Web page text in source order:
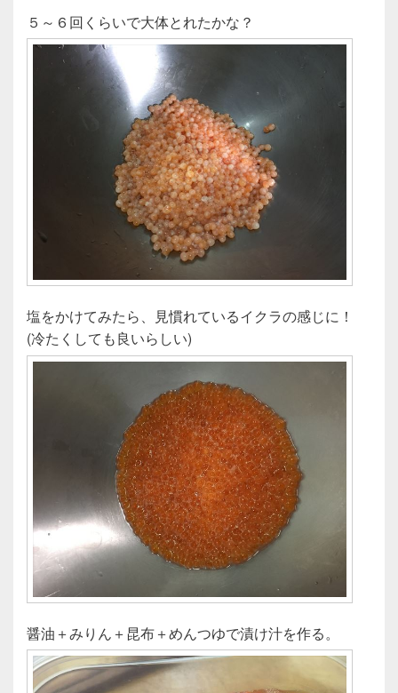
５～６回くらいで大体とれたかな？
塩をかけてみたら、見慣れているイクラの感じに！
(冷たくしても良いらしい)
醤油＋みりん＋昆布＋めんつゆで漬け汁を作る。